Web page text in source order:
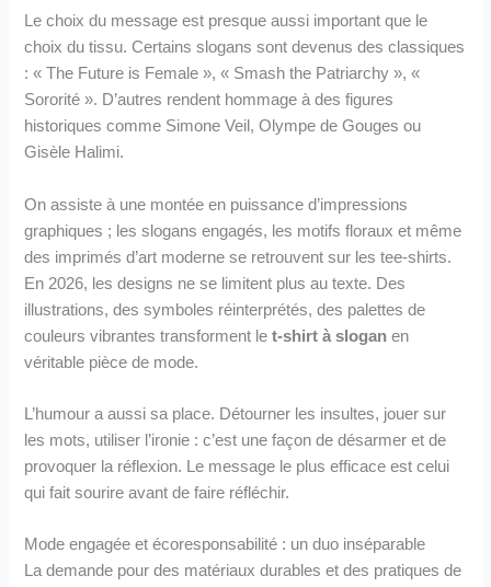
Le choix du message est presque aussi important que le
choix du tissu. Certains slogans sont devenus des classiques
: « The Future is Female », « Smash the Patriarchy », «
Sororité ». D’autres rendent hommage à des figures
historiques comme Simone Veil, Olympe de Gouges ou
Gisèle Halimi.
On assiste à une montée en puissance d’impressions
graphiques ; les slogans engagés, les motifs floraux et même
des imprimés d’art moderne se retrouvent sur les tee-shirts.
En 2026, les designs ne se limitent plus au texte. Des
illustrations, des symboles réinterprétés, des palettes de
couleurs vibrantes transforment let-shirt à slogan en
véritable pièce de mode.
L’humour a aussi sa place. Détourner les insultes, jouer sur
les mots, utiliser l’ironie : c’est une façon de désarmer et de
provoquer la réflexion. Le message le plus efficace est celui
qui fait sourire avant de faire réfléchir.
Mode engagée et écoresponsabilité : un duo inséparable
La demande pour des matériaux durables et des pratiques de